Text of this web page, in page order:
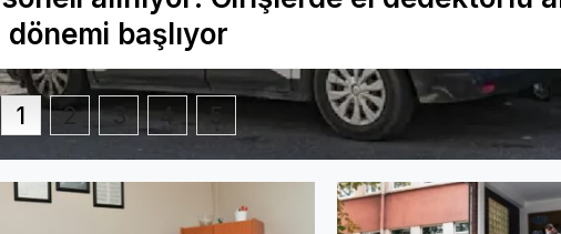
dönemi başlıyor
1 2 3 4 5